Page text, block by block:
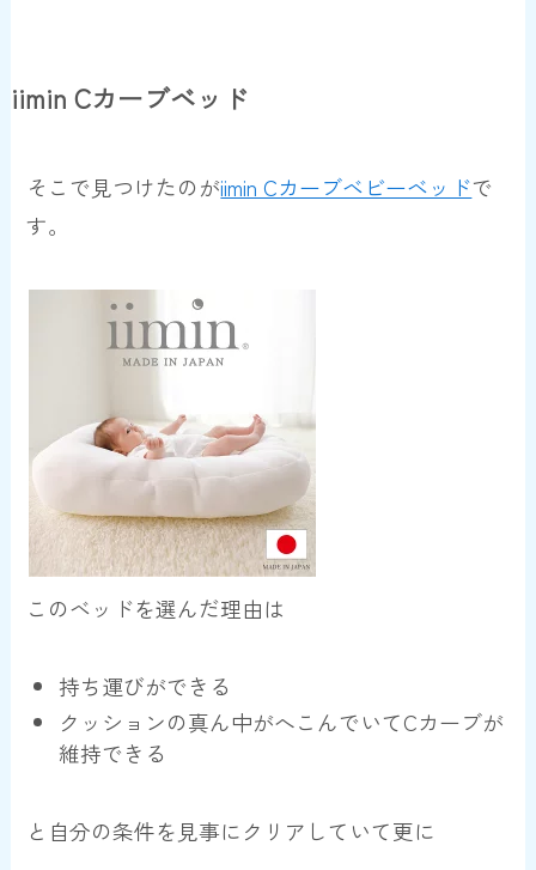
iimin Cカーブベッド
そこで見つけたのがiimin Cカーブベビーベッドで
す。
このベッドを選んだ理由は
持ち運びができる
クッションの真ん中がへこんでいてCカーブが
維持できる
と自分の条件を見事にクリアしていて更に